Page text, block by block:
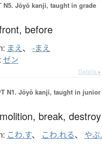
N5. Jōyō kanji, taught in grade
before
まえ、 -まえ
ゼン
Details ▸
N1. Jōyō kanji, taught in junior
break, destroy
こわ.す、 こわ.れる、 やぶ.